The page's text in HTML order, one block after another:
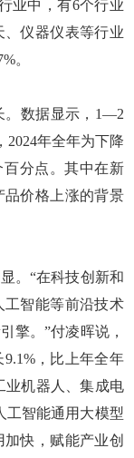
业中，有6个行业
仪器仪表等行业
。
数据显示，1—2
2024年全年为下降
百分点。其中在新
品价格上涨的背景
。“在科技创新和
工智能等前沿技术
擎。”付凌晖说，
，比上年全年
业机器人、集成电
工智能通用大模型
快，赋能产业创